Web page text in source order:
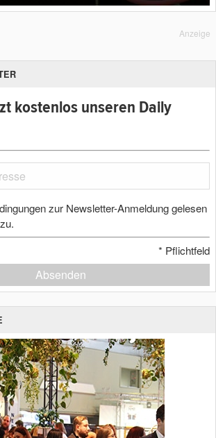
Anzeige
kostenlos unseren Daily
zur Newsletter-Anmeldung gelesen
* Pflichtfeld
Absenden